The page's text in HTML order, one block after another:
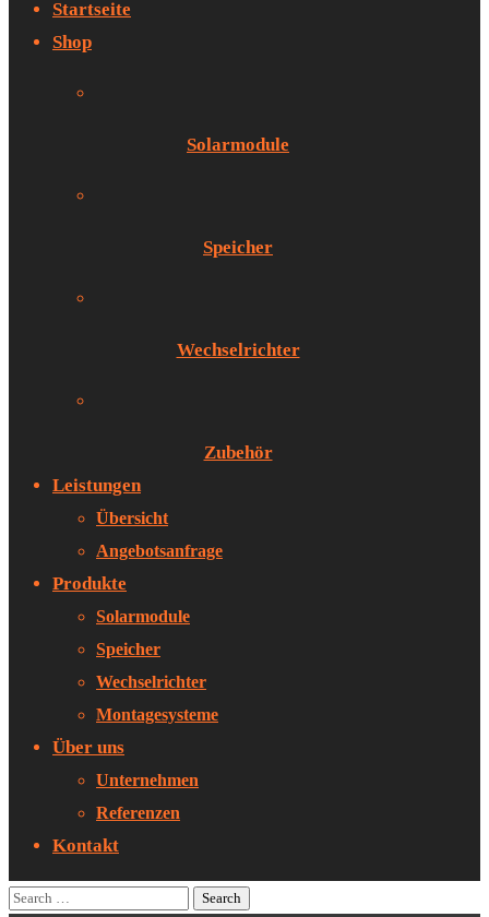
Startseite
Shop
Solarmodule
Speicher
Wechselrichter
Zubehör
Leistungen
Übersicht
Angebotsanfrage
Produkte
Solarmodule
Speicher
Wechselrichter
Montagesysteme
Über uns
Unternehmen
Referenzen
Kontakt